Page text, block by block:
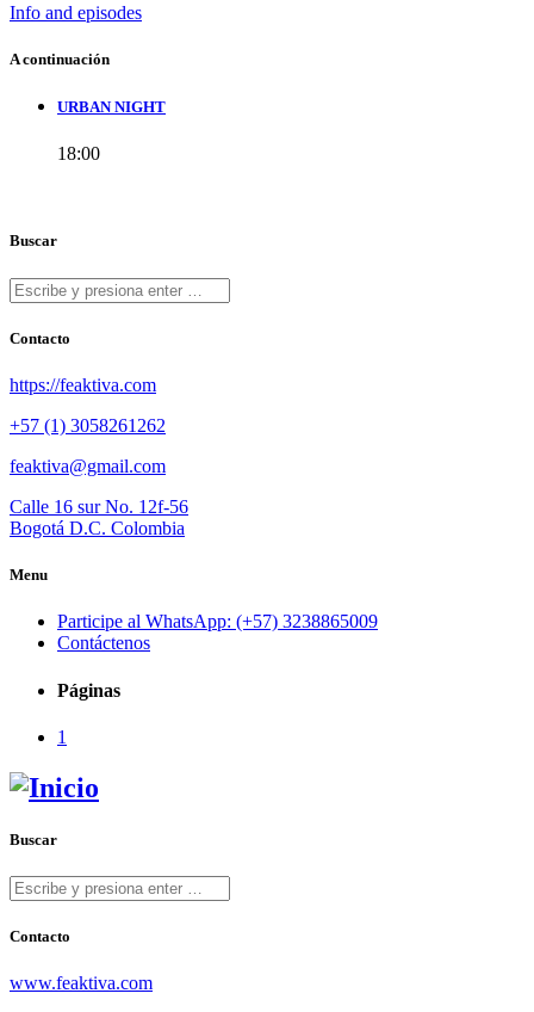
Info and episodes
A continuación
URBAN NIGHT
18:00
Buscar
Contacto
https://feaktiva.com
+57 (1) 3058261262
feaktiva@gmail.com
Calle 16 sur No. 12f-56
Bogotá D.C. Colombia
Menu
Participe al WhatsApp: (+57) 3238865009
Contáctenos
Páginas
1
Buscar
Contacto
www.feaktiva.com